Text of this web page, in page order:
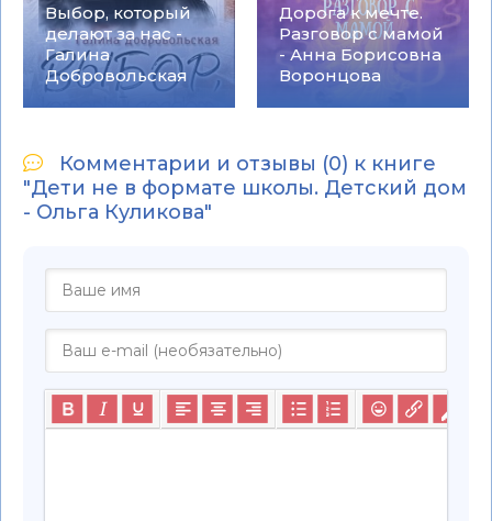
Выбор, который
делают за нас -
Галина
Добровольская
Дорога к мечте.
Разговор с мамой
- Анна Борисовна
Воронцова
Комментарии и отзывы (0) к книге
"Дети не в формате школы. Детский дом
- Ольга Куликова"